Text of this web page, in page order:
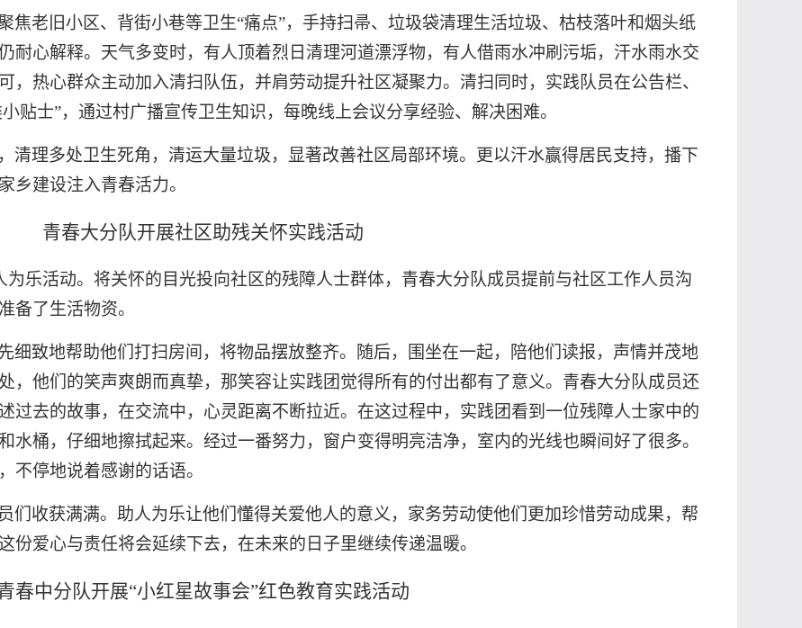
焦老旧小区、背街小巷等卫生“痛点”，手持扫帚、垃圾袋清理生活垃圾、枯枝落叶和烟头纸
耐心解释。天气多变时，有人顶着烈日清理河道漂浮物，有人借雨水冲刷污垢，汗水雨水交
，热心群众主动加入清扫队伍，并肩劳动提升社区凝聚力。清扫同时，实践队员在公告栏、
贴士”，通过村广播宣传卫生知识，每晚线上会议分享经验、解决困难。
清理多处卫生死角，清运大量垃圾，显著改善社区局部环境。更以汗水赢得居民支持，播下
乡建设注入青春活力。
青春大分队开展社区助残关怀实践活动
为乐活动。将关怀的目光投向社区的残障人士群体，青春大分队成员提前与社区工作人员沟
备了生活物资。
细致地帮助他们打扫房间，将物品摆放整齐。随后，围坐在一起，陪他们读报，声情并茂地
，他们的笑声爽朗而真挚，那笑容让实践团觉得所有的付出都有了意义。青春大分队成员还
过去的故事，在交流中，心灵距离不断拉近。在这过程中，实践团看到一位残障人士家中的
水桶，仔细地擦拭起来。经过一番努力，窗户变得明亮洁净，室内的光线也瞬间好了很多。
不停地说着感谢的话语。
们收获满满。助人为乐让他们懂得关爱他人的意义，家务劳动使他们更加珍惜劳动成果，帮
份爱心与责任将会延续下去，在未来的日子里继续传递温暖。
春中分队开展“小红星故事会”红色教育实践活动